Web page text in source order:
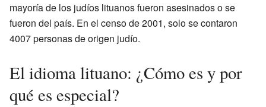
mayoría de los judíos lituanos fueron asesinados o se
fueron del país. En el censo de 2001, solo se contaron
4007 personas de origen judío.
El idioma lituano: ¿Cómo es y por
qué es especial?